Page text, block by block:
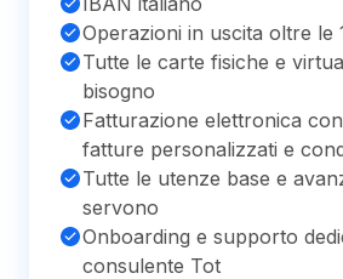
Operazioni in uscita oltre le
Tutte le carte fisiche e
bisogno
Fatturazione elettronica
fatture personalizzati e
Tutte le utenze base e
servono
Onboarding e supporto
consulente Tot